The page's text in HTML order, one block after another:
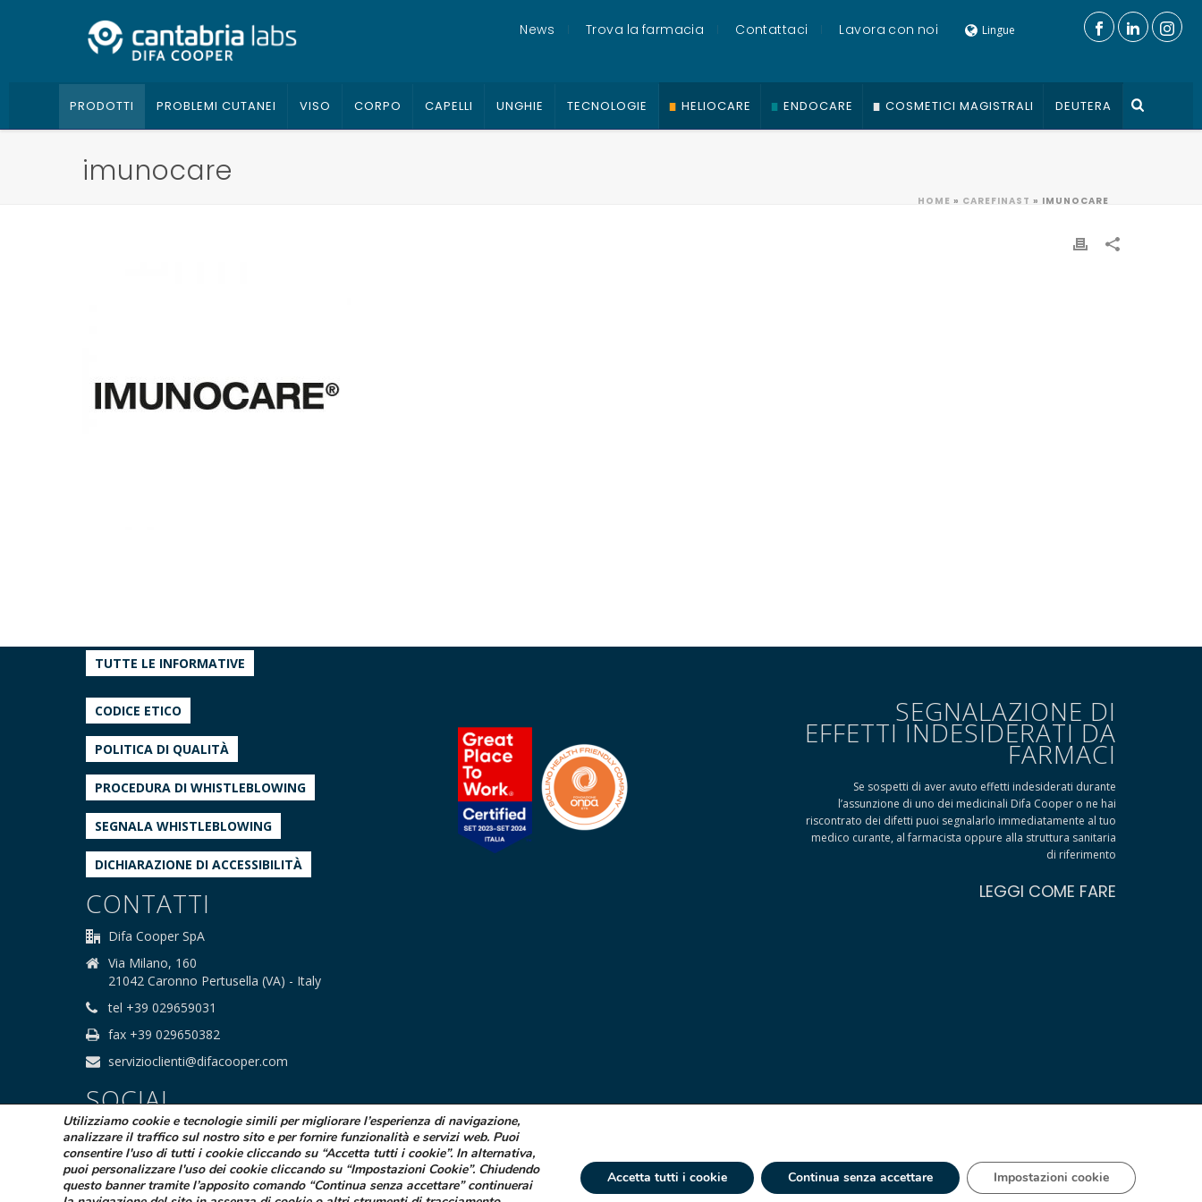
News Trova la farmacia Contattaci Lavora con noi Lingue
PRODOTTI PROBLEMI CUTANEI VISO CORPO CAPELLI UNGHIE TECNOLOGIE HELIOCARE ENDOCARE COSMETICI MAGISTRALI DEUTERA
imunocare
HOME » CAREFINAST » IMUNOCARE
TUTTE LE INFORMATIVE
CODICE ETICO
POLITICA DI QUALITÀ
PROCEDURA DI WHISTLEBLOWING
SEGNALA WHISTLEBLOWING
DICHIARAZIONE DI ACCESSIBILITÀ
CONTATTI
Difa Cooper SpA
Via Milano, 160
21042 Caronno Pertusella (VA) - Italy
tel +39 029659031
fax +39 029650382
servizioclienti@difacooper.com
SOCIAL
SEGNALAZIONE DI
EFFETTI INDESIDERATI DA
FARMACI
Se sospetti di aver avuto effetti indesiderati durante
l’assunzione di uno dei medicinali Difa Cooper o ne hai
riscontrato dei difetti puoi segnalarlo immediatamente al tuo
medico curante, al farmacista oppure alla struttura sanitaria
di riferimento
LEGGI COME FARE
Utilizziamo cookie e tecnologie simili per migliorare l’esperienza di navigazione,
analizzare il traffico sul nostro sito e per fornire funzionalità e servizi web. Puoi
consentire l'uso di tutti i cookie cliccando su “Accetta tutti i cookie”. In alternativa,
puoi personalizzare l'uso dei cookie cliccando su “Impostazioni Cookie”. Chiudendo
questo banner tramite l’apposito comando “Continua senza accettare” continuerai
Accetta tutti i cookie Continua senza accettare Impostazioni cookie